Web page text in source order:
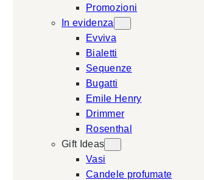
Promozioni
In evidenza
Evviva
Bialetti
Sequenze
Bugatti
Emile Henry
Drimmer
Rosenthal
Gift Ideas
Vasi
Candele profumate